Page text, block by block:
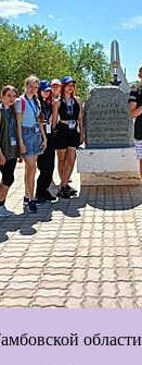
области